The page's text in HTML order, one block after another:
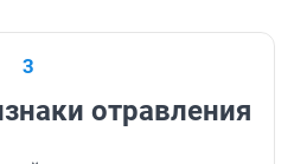
3
отравления